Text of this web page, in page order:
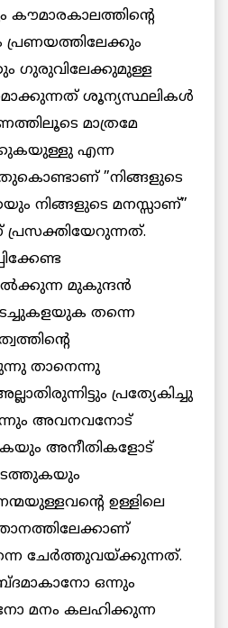
പ്രണയത്തിലേക്കും
ഗുരുവിലേക്കുമുള്ള
ശൂന്യസ്ഥലികള്‍
മാത്രമേ
എന്ന
”നിങ്ങളുടെ
നിങ്ങളുടെ മനസ്സാണ്”
പ്രസക്തിയേറുന്നത്.
മുകുന്ദന്‍
തന്നെ
താനെന്നു
പ്രത്യേകിച്ചു
അവനവനോട്
അനീതികളോട്
ഉള്ളിലെ
ചേര്‍ത്തുവയ്ക്കുന്നത്.
ഒന്നും
മനം കലഹിക്കുന്ന